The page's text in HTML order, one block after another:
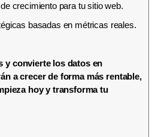
crecimiento para tu sitio web.
basadas en métricas reales.
y convierte los datos en
a crecer de forma más rentable,
hoy y transforma tu